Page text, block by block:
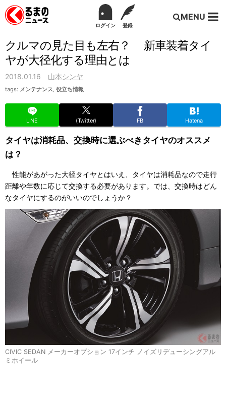
ログイン 登録
MENU
クルマの見た目も左右？ 新車装着タイ
ヤが大径化する理由とは
2018.01.16 山本シンヤ
tags: メンテナンス, 役立ち情報
LINE (Twitter) FB Hatena
タイヤは消耗品、交換時に選ぶべきタイヤのオススメ
は？
性能があがった大径タイヤとはいえ、タイヤは消耗品なので走行
距離や年数に応じて交換する必要があります。では、交換時はどん
なタイヤにするのがいいのでしょうか？
CIVIC SEDAN メーカーオプション 17インチ ノイズリデューシングアル
ミホイール